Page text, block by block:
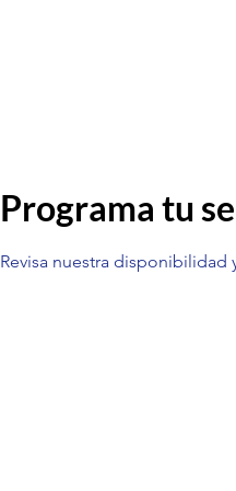
Programa tu
Revisa nuestra disponibilidad